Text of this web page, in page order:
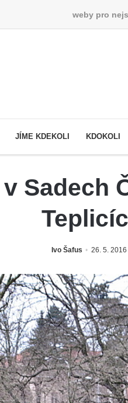
weby pro
JÍME KDEKOLI KDOKOLI
Sadech
Ivo Šafus 26. 5. 2016